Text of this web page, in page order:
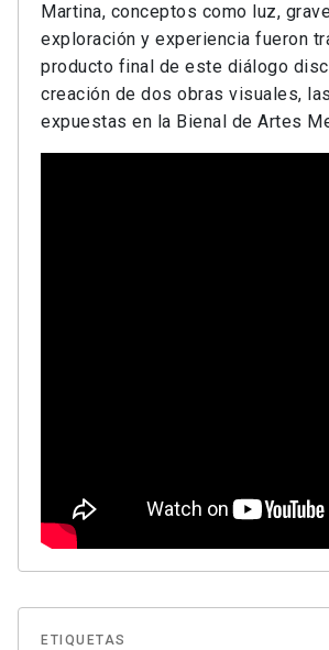
Martina, conceptos como luz,
exploración y experiencia fueron
producto final de este diálogo
creación de dos obras visuales,
expuestas en la Bienal de Artes
ETIQUETAS